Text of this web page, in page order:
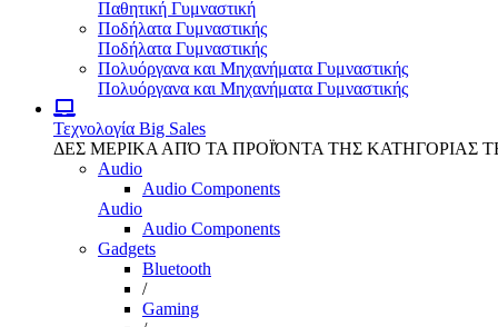
Παθητική Γυμναστική
Ποδήλατα Γυμναστικής
Ποδήλατα Γυμναστικής
Πολυόργανα και Μηχανήματα Γυμναστικής
Πολυόργανα και Μηχανήματα Γυμναστικής
Τεχνολογία Big Sales
ΔΕΣ ΜΕΡΙΚΑ ΑΠΌ ΤΑ ΠΡΟΪΌΝΤΑ ΤΗΣ ΚΑΤΗΓΟΡΙΑΣ
Audio
Audio Components
Audio
Audio Components
Gadgets
Bluetooth
/
Gaming